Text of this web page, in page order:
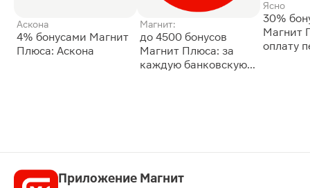
Аскона
4% бонусами Магнит
Плюса: Аскона
Магнит:
до 4500 бонусов
Магнит Плюса: за
каждую банковскую
Ясно
30%
Магнит
оплату
Приложение Магнит